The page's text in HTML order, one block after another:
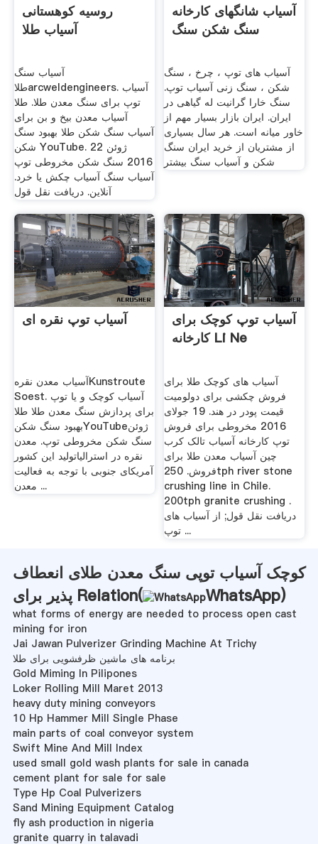
روسیه کوهستانی
آسیاب طلا
آسیاب سنگ
طلاarcweldengineers. آسیاب
توپ برای سنگ معدن طلا. طلا
آسیاب معدن بیخ و بن برای
آسیاب سنگ شکن طلا بهبود سنگ
شکن YouTube. 22 ژوئن
2016 سنگ شکن مخروطی توپ
آسیاب سنگ آسیاب چکش یا خرد.
آنلاین. دریافت نقل قول
آسیاب شانگهای کارخانه
سنگ شکن سنگ
آسیاب های توپ ، چرخ ، سنگ
شکن ، سنگ زنی آسیاب توپ.
سنگ خارا گرانیت له گیاهی در
ایران. ایران بازار بسیار مهم از
خاور میانه است. هر سال بسیاری
از مشتریان از خرید ایران سنگ
شکن و آسیاب سنگ بیشتر
آسیاب توپ نقره ای
آسیاب معدن نقرهKunstroute
Soest. آسیاب کوچک و یا توپ
برای پردازش سنگ معدن طلا طلا
بهبود سنگ شکنYouTubeژوئن
سنگ شکن مخروطی توپ. معدن
نقره در استرالیاتولید این کشور
آمریکای جنوبی با توجه به فعالیت
معدن ...
آسیاب توپ کوچک برای
کارخانه Li Ne
آسیاب های کوچک طلا برای
فروش چکشی برای دولومیت
قیمت پودر در هند. 19 جولای
2016 مخروطی برای فروش
توپ کارخانه آسیاب تالک کرب
چین آسیاب معدن طلا برای
فروش. 250tph river stone
crushing line in Chile.
200tph granite crushing .
دریافت نقل قول; از آسیاب های
توپ ...
کوچک آسیاب توپی سنگ معدن طلای انعطاف
پذیر برای Relation(
WhatsApp)
what forms of energy are needed to process open cast
mining for iron
Jai Jawan Pulverizer Grinding Machine At Trichy
برنامه های ماشین ظرفشویی برای طلا
Gold Miming In Pilipones
Loker Rolling Mill Maret 2013
heavy duty mining conveyors
10 Hp Hammer Mill Single Phase
main parts of coal conveyor system
Swift Mine And Mill Index
used small gold wash plants for sale in canada
cement plant for sale for sale
Type Hp Coal Pulverizers
Sand Mining Equipment Catalog
fly ash production in nigeria
granite quarry in talavadi